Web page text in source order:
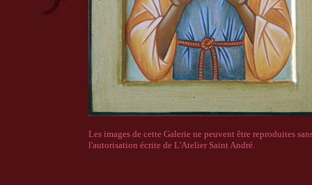
Les images de cette Galerie ne peuvent être reproduites
l'autorisation écrite de L'Atelier Saint André.